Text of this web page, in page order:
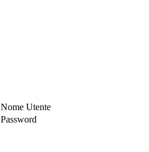
Nome Utente
Password